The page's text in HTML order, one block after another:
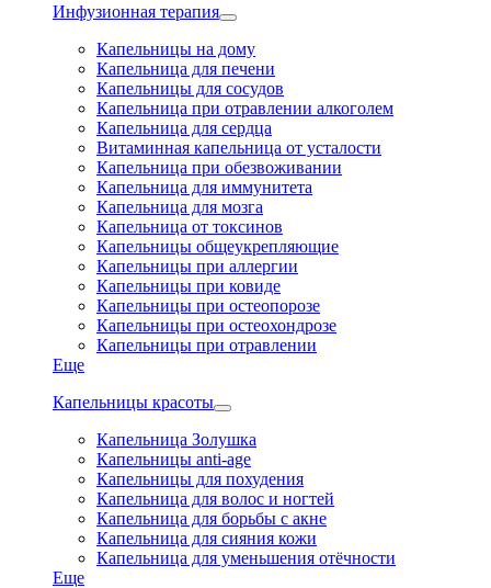
Инфузионная терапия
Капельницы на дому
Капельница для печени
Капельницы для сосудов
Капельница при отравлении алкоголем
Капельница для сердца
Витаминная капельница от усталости
Капельница при обезвоживании
Капельница для иммунитета
Капельница для мозга
Капельница от токсинов
Капельницы общеукрепляющие
Капельницы при аллергии
Капельницы при ковиде
Капельницы при остеопорозе
Капельницы при остеохондрозе
Капельницы при отравлении
Еще
Капельницы красоты
Капельница Золушка
Капельницы anti-age
Капельницы для похудения
Капельница для волос и ногтей
Капельница для борьбы с акне
Капельница для сияния кожи
Капельница для уменьшения отёчности
Еще